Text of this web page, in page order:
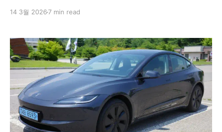
문이다. 혁신의 아이콘이라 불리던 브랜드가 한국의 행정
14 3월 2026 7 min read